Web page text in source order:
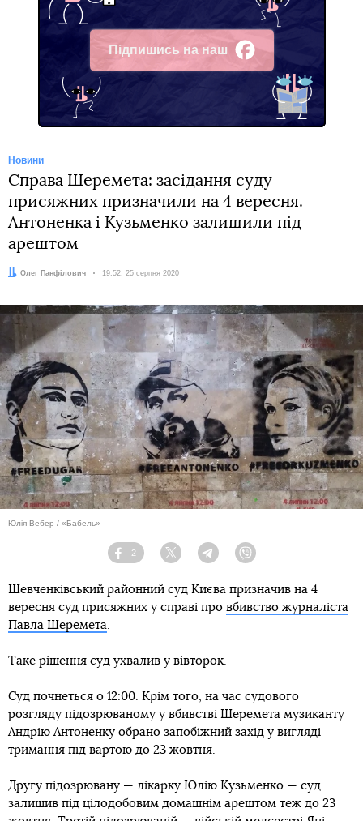
Підпишись на наш
Facebook
Новини
Справа Шеремета: засідання суду
присяжних призначили на 4 вересня.
Антоненка і Кузьменко залишили під
арештом
Автор:
Олег Панфілович Дата:
19:52, 25 серпня 2020
Юлія Вебер / «Бабель»
Facebook
2
Twitter TelegramViber
Шевченківський районний суд Києва призначив на 4
вересня суд присяжних у справі про вбивство журналіста
Павла Шеремета.
Таке рішення суд ухвалив у вівторок.
Суд почнеться о 12:00. Крім того, на час судового
розгляду підозрюваному у вбивстві Шеремета музиканту
Андрію Антоненку обрано запобіжний захід у вигляді
тримання під вартою до 23 жовтня.
Другу підозрювану — лікарку Юлію Кузьменко — суд
залишив під цілодобовим домашнім арештом теж до 23